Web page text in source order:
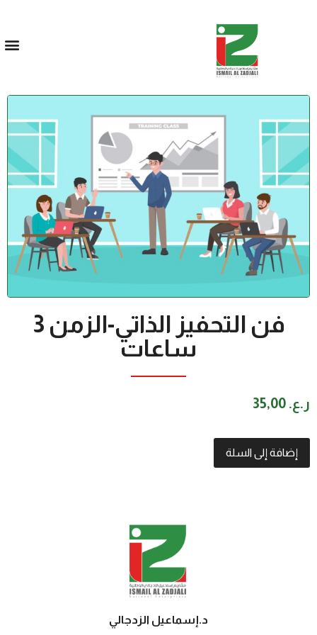
فن التحفيز الذاتي-الزمن 3
ساعات
ر.ع.
إضافة إلى السلة
د.إسماعيل الزدجالي